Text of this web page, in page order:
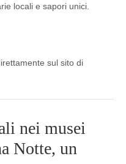
locali e sapori unici.
sul sito di
nei musei
Notte, un